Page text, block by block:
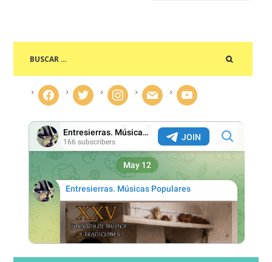
facebook twitter instagram mail youtube